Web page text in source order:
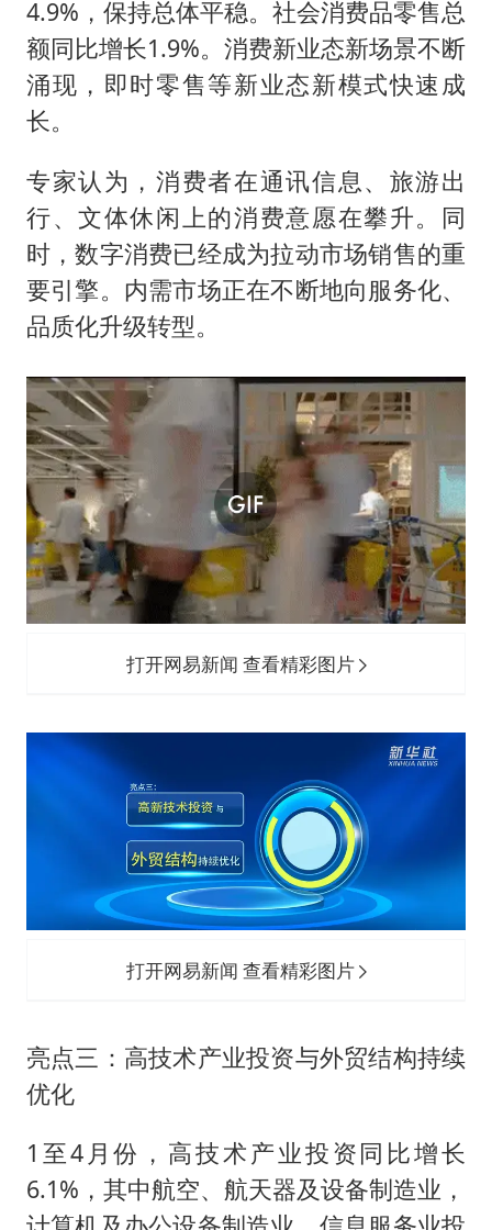
4.9%，保持总体平稳。社会消费品零售总
额同比增长1.9%。消费新业态新场景不断
涌现，即时零售等新业态新模式快速成
长。
专家认为，消费者在通讯信息、旅游出
行、文体休闲上的消费意愿在攀升。同
时，数字消费已经成为拉动市场销售的重
要引擎。内需市场正在不断地向服务化、
品质化升级转型。
打开网易新闻 查看精彩图片
打开网易新闻 查看精彩图片
亮点三：高技术产业投资与外贸结构持续
优化
1至4月份，高技术产业投资同比增长
6.1%，其中航空、航天器及设备制造业，